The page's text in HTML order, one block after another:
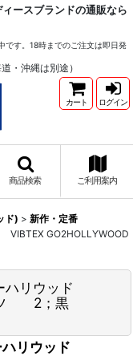
ースブランドの通販なら
です。18時までのご注文は即日発
・沖縄は別途）
カート ログイン
商品検索 ご利用案内
ド) > 新作・定番
GO2HOLLYWOOD
ハリウッド
ツ 2；黒
ハリウッド